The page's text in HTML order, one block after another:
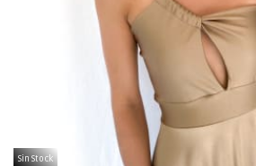
Sin Stock